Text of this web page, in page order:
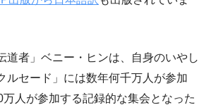
道者」ベニー・ヒンは、自身のいやし
ルセード」には数年何千万人が参加
万人が参加する記録的な集会となった